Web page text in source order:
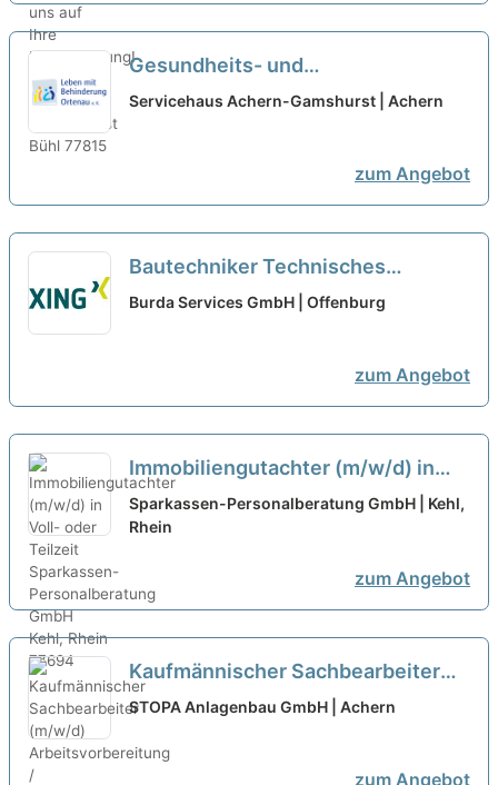
Gesundheits- und
Krankenpfleger:in (w/m/d) in
Servicehaus Achern-Gamshurst | Achern
zum Angebot
Bautechniker Technisches
Gebäudemanagement in Teilzeit
Burda Services GmbH | Offenburg
zum Angebot
Immobiliengutachter (m/w/d) in
Voll- oder Teilzeit neu
Sparkassen-Personalberatung GmbH | Kehl,
Rhein
zum Angebot
Kaufmännischer Sachbearbeiter
(m/w/d) Arbeitsvorbereitung /
STOPA Anlagenbau GmbH | Achern
zum Angebot